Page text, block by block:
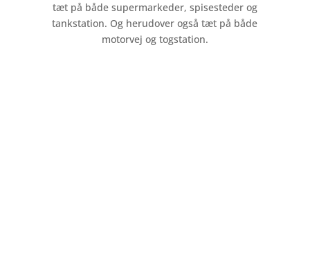
tæt på både supermarkeder, spisesteder og
tankstation. Og herudover også tæt på både
motorvej og togstation.